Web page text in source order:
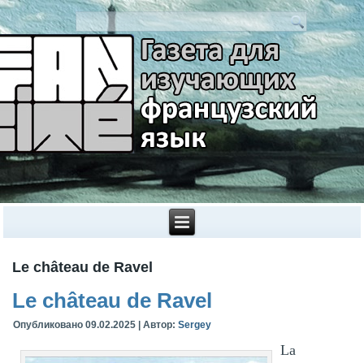
Le château de Ravel
Le château de Ravel
Опубликовано 09.02.2025 |Автор: Sergey
La